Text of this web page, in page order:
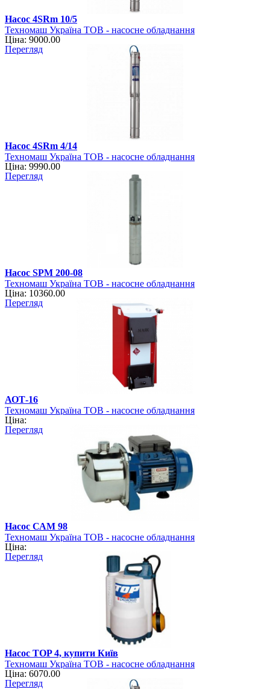
Насос 4SRm 10/5
Техномаш Україна ТОВ - насосне обладнання
Ціна: 9000.00
Перегляд
Насос 4SRm 4/14
Техномаш Україна ТОВ - насосне обладнання
Ціна: 9990.00
Перегляд
Насос SPM 200-08
Техномаш Україна ТОВ - насосне обладнання
Ціна: 10360.00
Перегляд
АОТ-16
Техномаш Україна ТОВ - насосне обладнання
Ціна:
Перегляд
Насос САМ 98
Техномаш Україна ТОВ - насосне обладнання
Ціна:
Перегляд
Насос TOP 4, купити Київ
Техномаш Україна ТОВ - насосне обладнання
Ціна: 6070.00
Перегляд